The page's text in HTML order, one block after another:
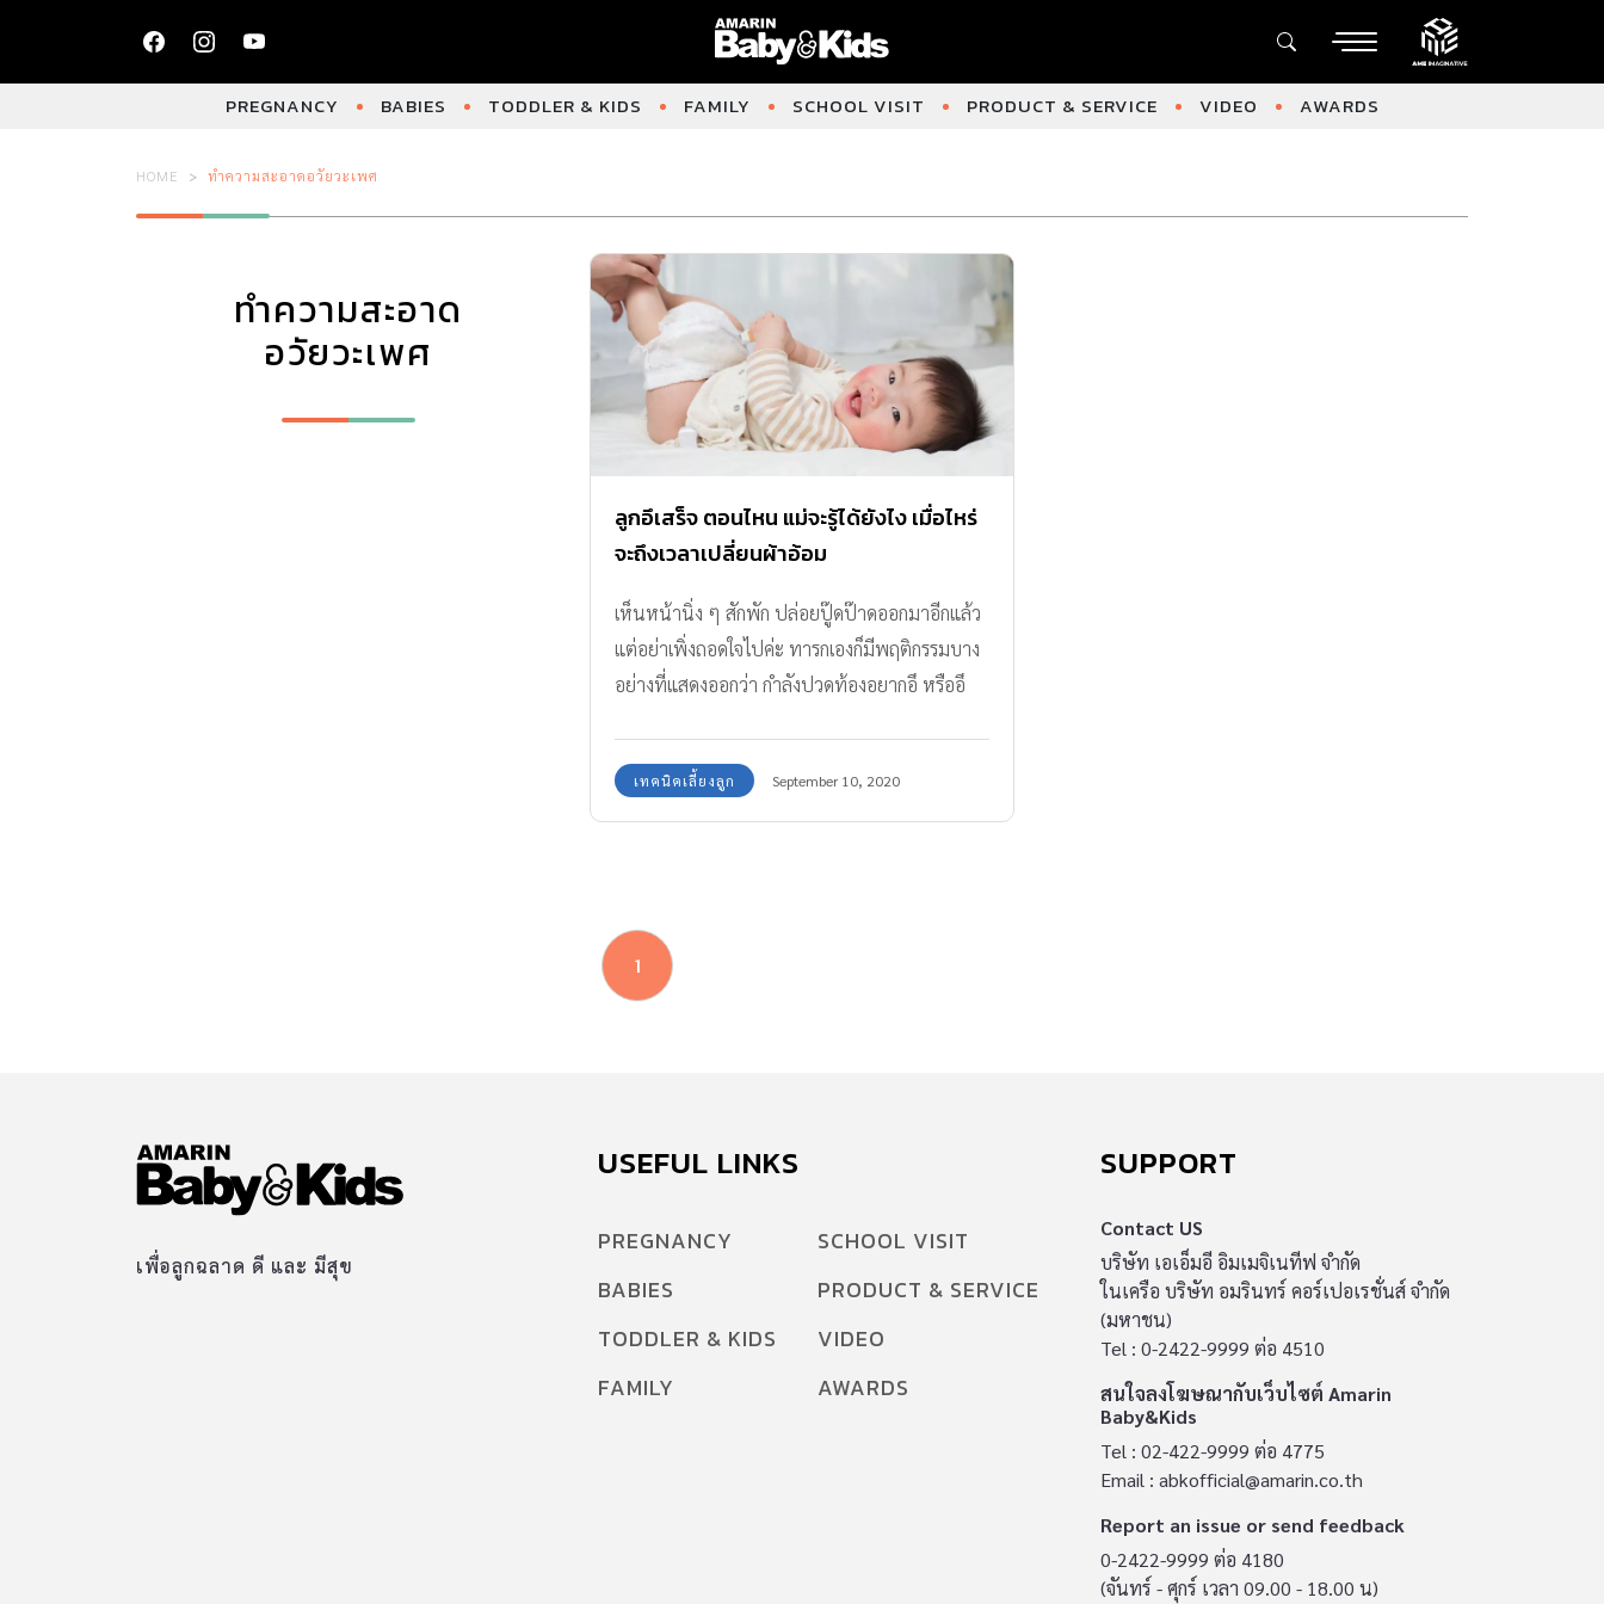
PREGNANCY BABIES TODDLER & KIDS FAMILY SCHOOL VISIT PRODUCT & SERVICE VIDEO AWARDS
HOME ทำความสะอาดอวัยวะเพศ
ทำความสะอาด
อวัยวะเพศ
ลูกอึเสร็จ ตอนไหน แม่จะรู้ได้ยังไง เมื่อไหร่
จะถึงเวลาเปลี่ยนผ้าอ้อม
เห็นหน้านิ่ง ๆ สักพัก ปล่อยปู๊ดป๊าดออกมาอีกแล้ว
แต่อย่าเพิ่งถอดใจไปค่ะ ทารกเองก็มีพฤติกรรมบาง
อย่างที่แสดงออกว่า กำลังปวดท้องอยากอึ หรืออึ
เทคนิคเลี้ยงลูก September 10, 2020
1
เพื่อลูกฉลาด ดี และ มีสุข
USEFUL LINKS
PREGNANCY
BABIES
TODDLER & KIDS
FAMILY
SCHOOL VISIT
PRODUCT & SERVICE
VIDEO
AWARDS
SUPPORT
Contact US
บริษัท เอเอ็มอี อิมเมจิเนทีฟ จำกัด
ในเครือ บริษัท อมรินทร์ คอร์เปอเรชั่นส์ จำกัด
(มหาชน)
Tel : 0-2422-9999 ต่อ 4510
สนใจลงโฆษณากับเว็บไซต์ Amarin
Baby&Kids
Tel : 02-422-9999 ต่อ 4775
Email : abkofficial@amarin.co.th
Report an issue or send feedback
0-2422-9999 ต่อ 4180
(จันทร์ - ศุกร์ เวลา 09.00 - 18.00 น)